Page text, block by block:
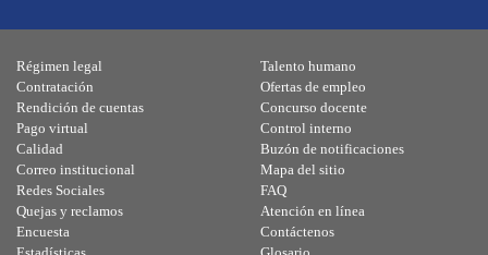
Régimen legal
Contratación
Rendición de cuentas
Pago virtual
Calidad
Talento humano
Ofertas de empleo
Concurso docente
Control interno
Buzón de notificaciones
Correo institucional
Redes Sociales
Quejas y reclamos
Encuesta
Mapa del sitio
FAQ
Atención en línea
Contáctenos